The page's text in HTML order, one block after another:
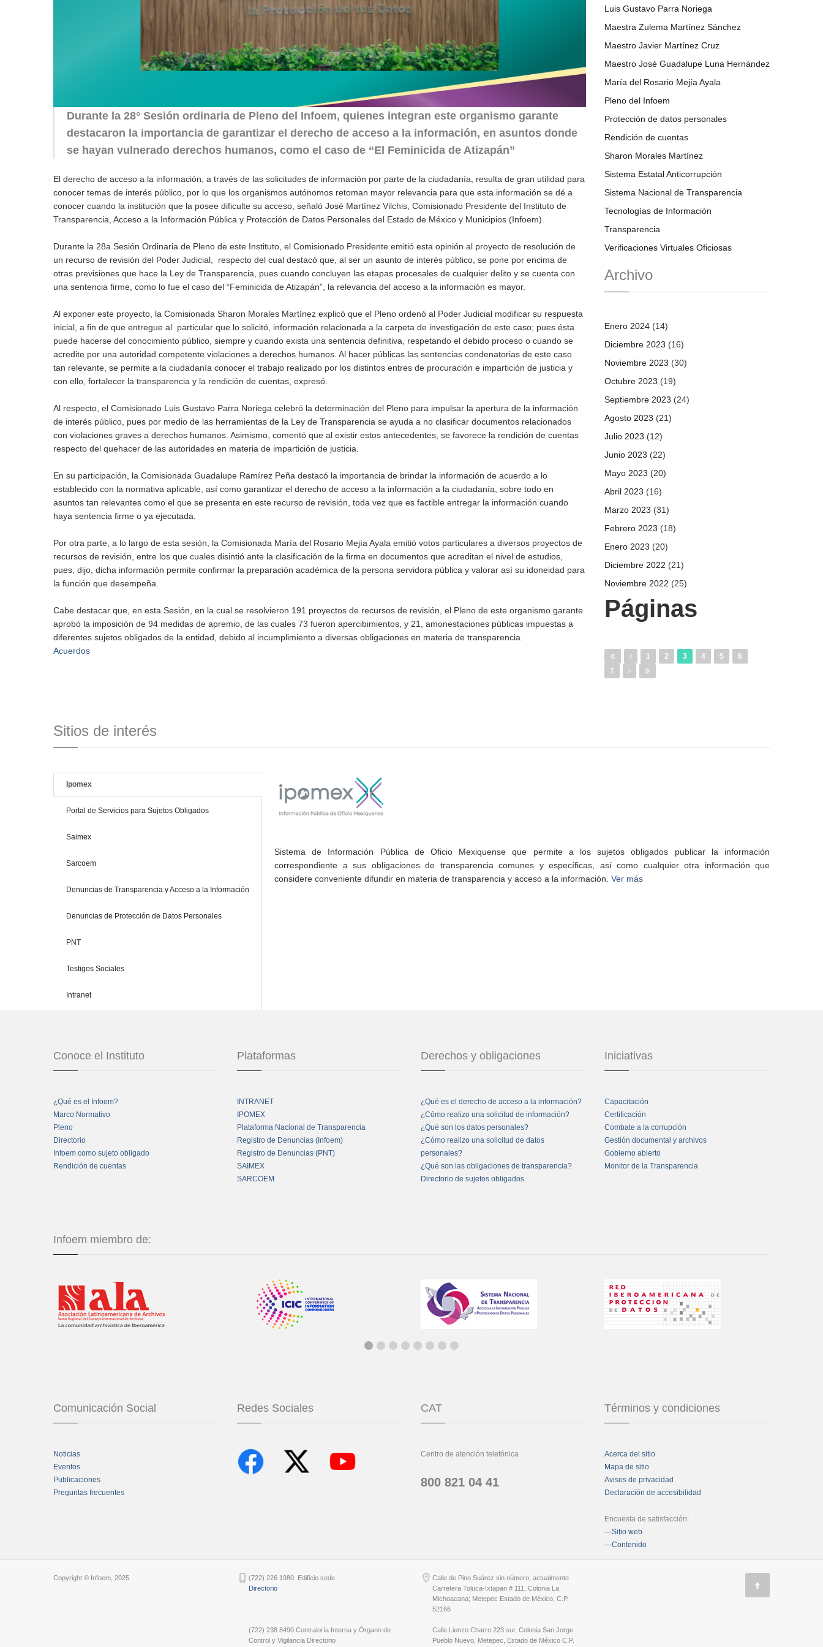
Durante la 28° Sesión ordinaria de Pleno del Infoem, quienes integran este organismo garante
destacaron la importancia de garantizar el derecho de acceso a la información, en asuntos donde
se hayan vulnerado derechos humanos, como el caso de “El Feminicida de Atizapán”
El derecho de acceso a la información, a través de las solicitudes de información por parte de la ciudadanía, resulta de gran utilidad para
conocer temas de interés público, por lo que los organismos autónomos retoman mayor relevancia para que esta información se dé a
conocer cuando la institución que la posee dificulte su acceso, señaló José Martínez Vilchis, Comisionado Presidente del Instituto de
Transparencia, Acceso a la Información Pública y Protección de Datos Personales del Estado de México y Municipios (Infoem).
Durante la 28a Sesión Ordinaria de Pleno de este Instituto, el Comisionado Presidente emitió esta opinión al proyecto de resolución de
un recurso de revisión del Poder Judicial, respecto del cual destacó que, al ser un asunto de interés público, se pone por encima de
otras previsiones que hace la Ley de Transparencia, pues cuando concluyen las etapas procesales de cualquier delito y se cuenta con
una sentencia firme, como lo fue el caso del “Feminicida de Atizapán”, la relevancia del acceso a la información es mayor.
Al exponer este proyecto, la Comisionada Sharon Morales Martínez explicó que el Pleno ordenó al Poder Judicial modificar su respuesta
inicial, a fin de que entregue al particular que lo solicitó, información relacionada a la carpeta de investigación de este caso; pues ésta
puede hacerse del conocimiento público, siempre y cuando exista una sentencia definitiva, respetando el debido proceso o cuando se
acredite por una autoridad competente violaciones a derechos humanos. Al hacer públicas las sentencias condenatorias de este caso
tan relevante, se permite a la ciudadanía conocer el trabajo realizado por los distintos entres de procuración e impartición de justicia y
con ello, fortalecer la transparencia y la rendición de cuentas, expresó.
Al respecto, el Comisionado Luis Gustavo Parra Noriega celebró la determinación del Pleno para impulsar la apertura de la información
de interés público, pues por medio de las herramientas de la Ley de Transparencia se ayuda a no clasificar documentos relacionados
con violaciones graves a derechos humanos. Asimismo, comentó que al existir estos antecedentes, se favorece la rendición de cuentas
respecto del quehacer de las autoridades en materia de impartición de justicia.
En su participación, la Comisionada Guadalupe Ramírez Peña destacó la importancia de brindar la información de acuerdo a lo
establecido con la normativa aplicable, así como garantizar el derecho de acceso a la información a la ciudadanía, sobre todo en
asuntos tan relevantes como el que se presenta en este recurso de revisión, toda vez que es factible entregar la información cuando
haya sentencia firme o ya ejecutada.
Por otra parte, a lo largo de esta sesión, la Comisionada María del Rosario Mejía Ayala emitió votos particulares a diversos proyectos de
recursos de revisión, entre los que cuales disintió ante la clasificación de la firma en documentos que acreditan el nivel de estudios,
pues, dijo, dicha información permite confirmar la preparación académica de la persona servidora pública y valorar así su idoneidad para
la función que desempeña.
Cabe destacar que, en esta Sesión, en la cual se resolvieron 191 proyectos de recursos de revisión, el Pleno de este organismo garante
aprobó la imposición de 94 medidas de apremio, de las cuales 73 fueron apercibimientos, y 21, amonestaciones públicas impuestas a
diferentes sujetos obligados de la entidad, debido al incumplimiento a diversas obligaciones en materia de transparencia.
Acuerdos
Luis Gustavo Parra Noriega
Maestra Zulema Martínez Sánchez
Maestro Javier Martínez Cruz
Maestro José Guadalupe Luna Hernández
María del Rosario Mejía Ayala
Pleno del Infoem
Protección de datos personales
Rendición de cuentas
Sharon Morales Martínez
Sistema Estatal Anticorrupción
Sistema Nacional de Transparencia
Tecnologías de Información
Transparencia
Verificaciones Virtuales Oficiosas
Archivo
Enero 2024 (14)
Diciembre 2023 (16)
Noviembre 2023 (30)
Octubre 2023 (19)
Septiembre 2023 (24)
Agosto 2023 (21)
Julio 2023 (12)
Junio 2023 (22)
Mayo 2023 (20)
Abril 2023 (16)
Marzo 2023 (31)
Febrero 2023 (18)
Enero 2023 (20)
Diciembre 2022 (21)
Noviembre 2022 (25)
Páginas
1 2 3 4 5
6
7
Sitios de interés
Ipomex
Portal de Servicios para Sujetos Obligados
Saimex
Sarcoem
Denuncias de Transparencia y Acceso a la Información
Denuncias de Protección de Datos Personales
PNT
Testigos Sociales
Intranet
Sistema de Información Pública de Oficio Mexiquense que permite a los sujetos obligados publicar la información
correspondiente a sus obligaciones de transparencia comunes y específicas, así como cualquier otra información que
considere conveniente difundir en materia de transparencia y acceso a la información. Ver más
Conoce el Instituto
¿Qué es el Infoem?
Marco Normativo
Pleno
Directorio
Infoem como sujeto obligado
Rendición de cuentas
Plataformas
INTRANET
IPOMEX
Plataforma Nacional de Transparencia
Registro de Denuncias (Infoem)
Registro de Denuncias (PNT)
SAIMEX
SARCOEM
Derechos y obligaciones
¿Qué es el derecho de acceso a la información?
¿Cómo realizo una solicitud de información?
¿Qué son los datos personales?
¿Cómo realizo una solicitud de datos
personales?
¿Qué son las obligaciones de transparencia?
Directorio de sujetos obligados
Iniciativas
Capacitación
Certificación
Combate a la corrupción
Gestión documental y archivos
Gobierno abierto
Monitor de la Transparencia
Infoem miembro de:
Comunicación Social
Noticias
Eventos
Publicaciones
Preguntas frecuentes
Redes Sociales CAT
Centro de atención telefónica
800 821 04 41
Términos y condiciones
Acerca del sitio
Mapa de sitio
Avisos de privacidad
Declaración de accesibilidad
Encuesta de satisfacción:
---Sitio web
---Contenido
Copyright © Infoem, 2025
(722) 226 1980. Edificio sede
Directorio
(722) 238 8490 Contraloría Interna y Órgano de
Control y Vigilancia Directorio
Calle de Pino Suárez sin número, actualmente
Carretera Toluca-Ixtapan # 111, Colonia La
Michoacana; Metepec Estado de México, C.P.
52166
Calle Lienzo Charro 223 sur, Colonia San Jorge
Pueblo Nuevo, Metepec, Estado de México C.P.